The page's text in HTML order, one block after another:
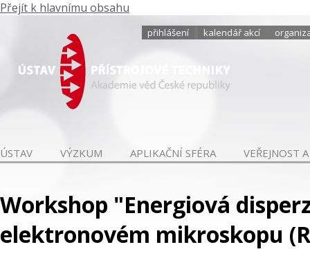
Přejít k hlavnímu obsahu
přihlášení kalendář akcí
ÚSTAV VÝZKUM APLIKAČNÍ SFÉRA VEŘEJNOST
Workshop "Energiová
elektronovém mikroskopu